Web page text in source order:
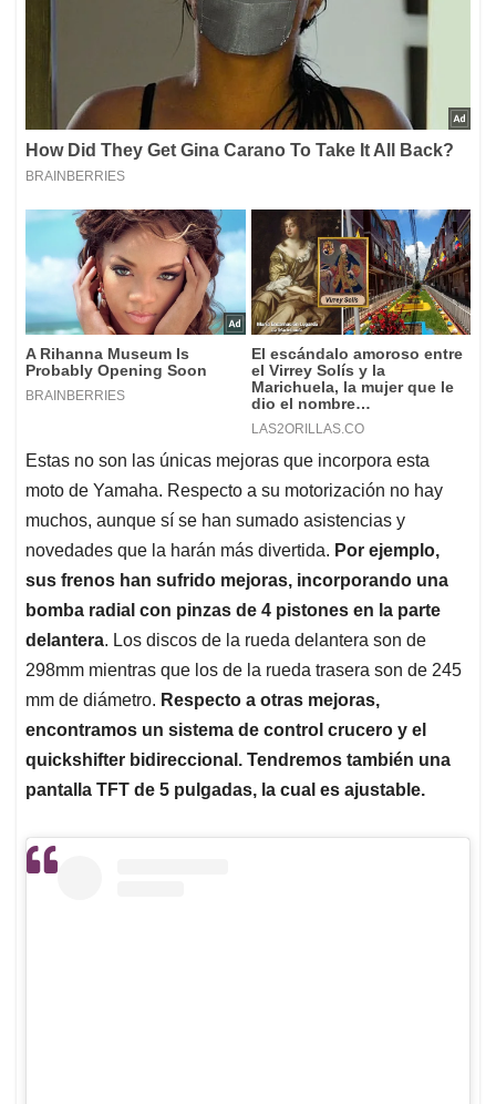
Estas no son las únicas mejoras que incorpora esta
moto de Yamaha. Respecto a su motorización no hay
muchos, aunque sí se han sumado asistencias y
novedades que la harán más divertida. Por ejemplo,
sus frenos han sufrido mejoras, incorporando una
bomba radial con pinzas de 4 pistones en la parte
delantera. Los discos de la rueda delantera son de
298mm mientras que los de la rueda trasera son de 245
mm de diámetro. Respecto a otras mejoras,
encontramos un sistema de control crucero y el
quickshifter bidireccional. Tendremos también una
pantalla TFT de 5 pulgadas, la cual es ajustable.